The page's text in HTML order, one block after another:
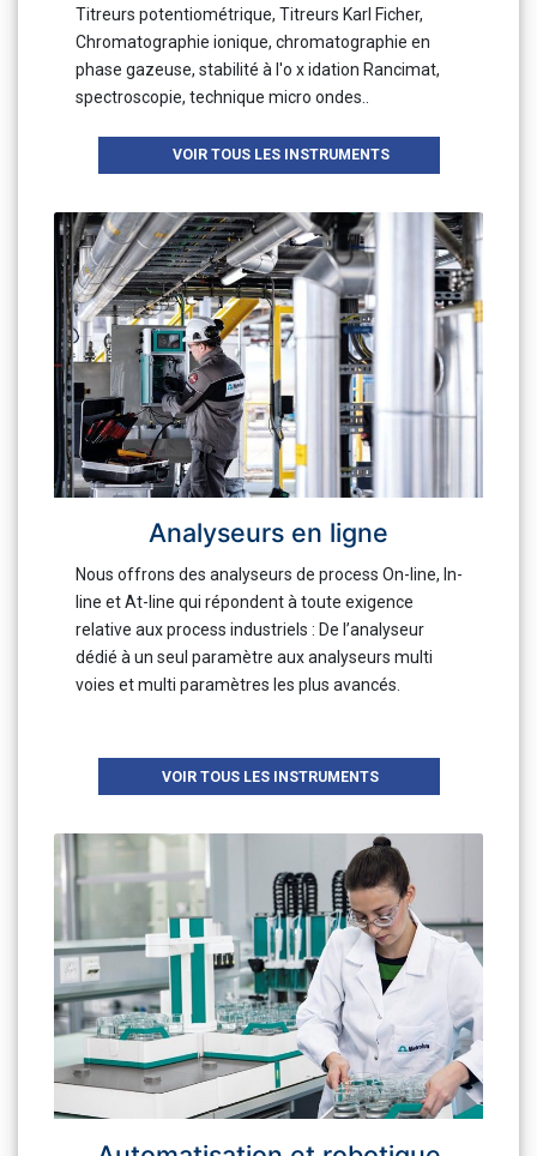
Titreurs potentiométrique, Titreurs Karl Ficher,
Chromatographie ionique, chromatographie en
phase gazeuse, stabilité à l'o x idation Rancimat,
spectroscopie, technique micro ondes..
VOIR TOUS LES INSTRUMENTS
Analyseurs en ligne
Nous offrons des analyseurs de process On-line, In-
line et At-line qui répondent à toute exigence
relative aux process industriels : De l’analyseur
dédié à un seul paramètre aux analyseurs multi
voies et multi paramètres les plus avancés.
VOIR TOUS LES INSTRUMENTS